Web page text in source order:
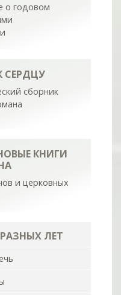
о годовом
СЕРДЦУ
сборник
КНИГИ
и церковных
ЛЕТ